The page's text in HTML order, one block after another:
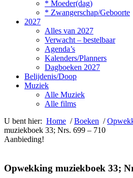
* Moeder(dag)
* Zwangerschap/Geboorte
2027
Alles van 2027
Verwacht – bestelbaar
Agenda’s
Kalenders/Planners
Dagboeken 2027
Belijdenis/Doop
Muziek
Alle Muziek
Alle films
U bent hier: Home /Boeken /
muziekboek 33; Nrs. 699 – 710
Aanbieding!
Opwekking muziekboek 33;